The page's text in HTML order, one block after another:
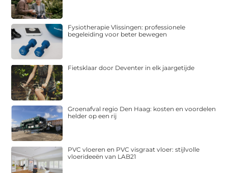
Fysiotherapie Vlissingen: professionele
begeleiding voor beter bewegen
Fietsklaar door Deventer in elk jaargetijde
Groenafval regio Den Haag: kosten en voordelen
helder op een rij
PVC vloeren en PVC visgraat vloer: stijlvolle
vloerideeën van LAB21